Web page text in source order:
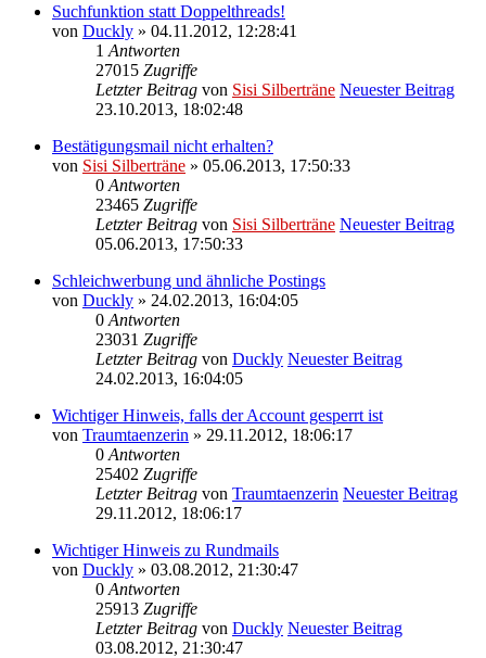
Suchfunktion statt Doppelthreads!
von Duckly » 04.11.2012, 12:28:41
1 Antworten
27015 Zugriffe
Letzter Beitrag von Sisi Silberträne Neuester Beitrag
23.10.2013, 18:02:48
Bestätigungsmail nicht erhalten?
von Sisi Silberträne » 05.06.2013, 17:50:33
0 Antworten
23465 Zugriffe
Letzter Beitrag von Sisi Silberträne Neuester Beitrag
05.06.2013, 17:50:33
Schleichwerbung und ähnliche Postings
von Duckly » 24.02.2013, 16:04:05
0 Antworten
23031 Zugriffe
Letzter Beitrag von Duckly Neuester Beitrag
24.02.2013, 16:04:05
Wichtiger Hinweis, falls der Account gesperrt ist
von Traumtaenzerin » 29.11.2012, 18:06:17
0 Antworten
25402 Zugriffe
Letzter Beitrag von Traumtaenzerin Neuester Beitrag
29.11.2012, 18:06:17
Wichtiger Hinweis zu Rundmails
von Duckly » 03.08.2012, 21:30:47
0 Antworten
25913 Zugriffe
Letzter Beitrag von Duckly Neuester Beitrag
03.08.2012, 21:30:47